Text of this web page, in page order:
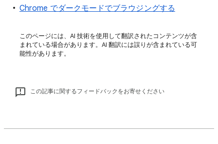
Chrome でダークモードでブラウジングする
このページには、AI 技術を使用して翻訳されたコンテンツが含
まれている場合があります。AI 翻訳には誤りが含まれている可
能性があります。
この記事に関するフィードバックをお寄せください